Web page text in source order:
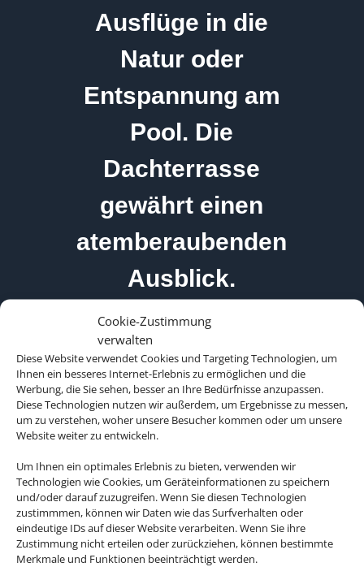
Cookie-Zustimmung
verwalten
Diese Website verwendet Cookies und Targeting Technologien, um
Ihnen ein besseres Internet-Erlebnis zu ermöglichen und die
Werbung, die Sie sehen, besser an Ihre Bedürfnisse anzupassen.
Diese Technologien nutzen wir außerdem, um Ergebnisse zu messen,
um zu verstehen, woher unsere Besucher kommen oder um unsere
Website weiter zu entwickeln.
Um Ihnen ein optimales Erlebnis zu bieten, verwenden wir
Technologien wie Cookies, um Geräteinformationen zu speichern
und/oder darauf zuzugreifen. Wenn Sie diesen Technologien
zustimmmen, können wir Daten wie das Surfverhalten oder
eindeutige IDs auf dieser Website verarbeiten. Wenn Sie ihre
Zustimmung nicht erteilen oder zurückziehen, können bestimmte
Merkmale und Funktionen beeinträchtigt werden.
Ausflüge in die
Natur oder
Entspannung am
Pool. Die
Dachterrasse
gewährt einen
atemberaubenden
Ausblick.